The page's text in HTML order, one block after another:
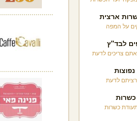
ארצית
על המפה
לבד"ץ
צריכים לדעת
לדעת
כשרות